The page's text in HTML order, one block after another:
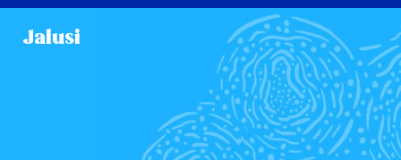
Jalusi